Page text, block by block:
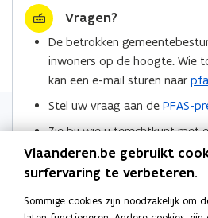
e
e
d
p
e
n
t
n
e
e
r
l
n
k
n
a
r
Vragen?
De betrokken
inwoners op de hoogte. Wie
kan een e-mail sturen naar
Stel uw vraag aan de PFAS-
Zie bij wie u terechtkunt met
de regio Zwijndrecht.
Locaties
Vlaanderen.be gebruikt
surfervaring te verbeteren.
Sommige cookies zijn noodzakelijk om